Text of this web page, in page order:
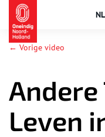
NL
← Vorige video
Andere
Leven